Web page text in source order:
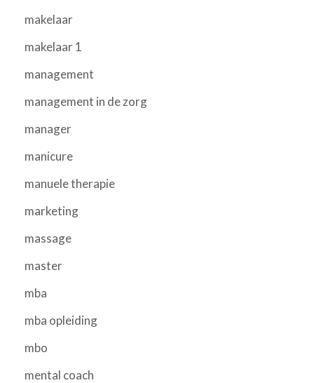
makelaar
makelaar 1
management
management in de zorg
manager
manicure
manuele therapie
marketing
massage
master
mba
mba opleiding
mbo
mental coach